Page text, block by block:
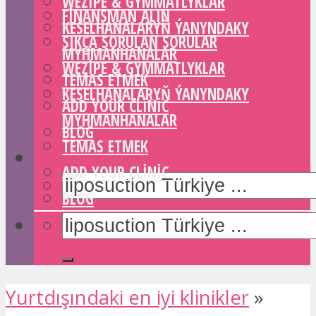
KESELHANALARYŇ ÝANYNDAKY
MYHMANHANALAR
TEMAS ETMEK
ADD YOUR CLINIC
BLOG
FINANSMAN ALIN
SIKÇA SORULAN SORULAR
WEZIPE & GYMMATLYKLAR
KESELHANALARYŇ ÝANYNDAKY
MYHMANHANALAR
TEMAS ETMEK
ADD YOUR CLINIC
BLOG
Yurtdışındaki en iyi klinikler »